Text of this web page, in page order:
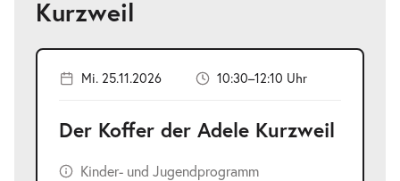
Kurzweil
Mi. 25.11.2026 10:30–12:10 Uhr
Der Koffer der Adele Kurzweil
Kinder- und Jugendprogramm